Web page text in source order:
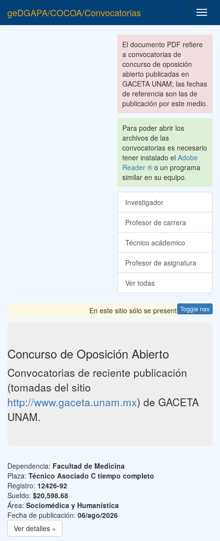
geDGAPA/COCOA/Convocatorias
El documento PDF refiere
a convocatorias de
concurso de oposición
abierto publicadas en
GACETA UNAM; las fechas
de referencia son las de
publicación por este medio.
Para poder abrir los
archivos de las
convocatorias es necesario
tener instalado el Adobe
Reader ® o un programa
similar en su equipo.
Investigador
Profesor de carrera
Técnico acádemico
Profesor de asignatura
Ver todas
Toggle nav
En este sitio sólo se presentan las
Concurso de Oposición Abierto
Convocatorias de reciente publicación
(tomadas del sitio
http://www.gaceta.unam.mx) de GACETA
UNAM.
Dependencia: Facultad de Medicina
Plaza: Técnico Asociado C tiempo completo
Registro: 12426-92
Sueldo: $20,598.68
Área: Sociomédica y Humanística
Fecha de publicación: 06/ago/2026
Ver detalles »